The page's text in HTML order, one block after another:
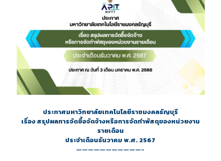
ประกาศมหาวิทยาลัยเทคโนโลยีราชมงคลธัญบุรี
เรื่อง สรุปผลการจัดซื้อจัดจ้างหรือการจัดทำพัสดุของหน่วยงาน
รายเดือน
ประจำเดือนธันวาคม พ.ศ. 2567
———————————-